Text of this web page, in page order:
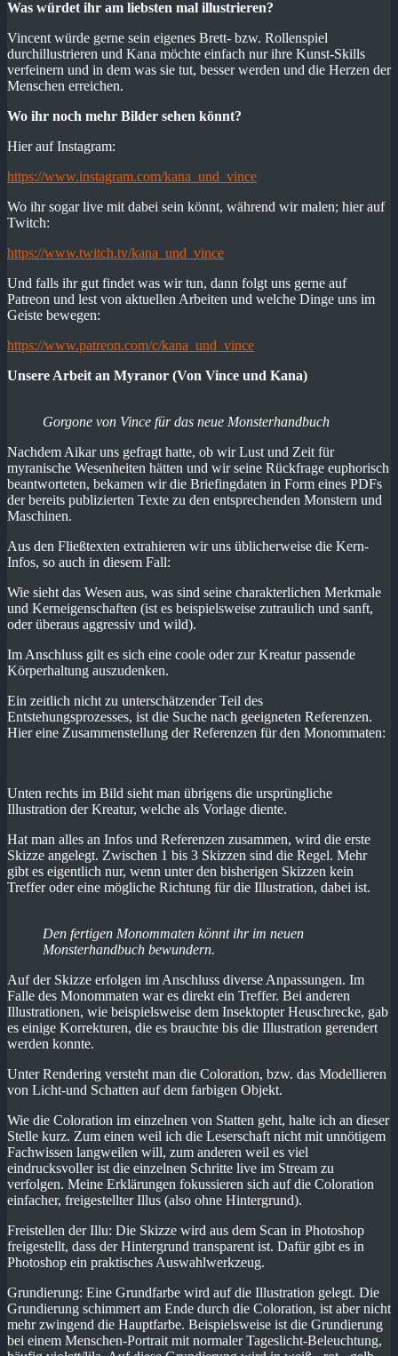
Was würdet ihr am liebsten mal illustrieren?
Vincent würde gerne sein eigenes Brett- bzw. Rollenspiel
durchillustrieren und Kana möchte einfach nur ihre Kunst-Skills
verfeinern und in dem was sie tut, besser werden und die Herzen der
Menschen erreichen.
Wo ihr noch mehr Bilder sehen könnt?
Hier auf Instagram:
https://www.instagram.com/kana_und_vince
Wo ihr sogar live mit dabei sein könnt, während wir malen; hier auf
Twitch:
https://www.twitch.tv/kana_und_vince
Und falls ihr gut findet was wir tun, dann folgt uns gerne auf
Patreon und lest von aktuellen Arbeiten und welche Dinge uns im
Geiste bewegen:
https://www.patreon.com/c/kana_und_vince
Unsere Arbeit an Myranor (Von Vince und Kana)
Gorgone von Vince für das neue Monsterhandbuch
Nachdem Aikar uns gefragt hatte, ob wir Lust und Zeit für
myranische Wesenheiten hätten und wir seine Rückfrage euphorisch
beantworteten, bekamen wir die Briefingdaten in Form eines PDFs
der bereits publizierten Texte zu den entsprechenden Monstern und
Maschinen.
Aus den Fließtexten extrahieren wir uns üblicherweise die Kern-
Infos, so auch in diesem Fall:
Wie sieht das Wesen aus, was sind seine charakterlichen Merkmale
und Kerneigenschaften (ist es beispielsweise zutraulich und sanft,
oder überaus aggressiv und wild).
Im Anschluss gilt es sich eine coole oder zur Kreatur passende
Körperhaltung auszudenken.
Ein zeitlich nicht zu unterschätzender Teil des
Entstehungsprozesses, ist die Suche nach geeigneten Referenzen.
Hier eine Zusammenstellung der Referenzen für den Monommaten:
Unten rechts im Bild sieht man übrigens die ursprüngliche
Illustration der Kreatur, welche als Vorlage diente.
Hat man alles an Infos und Referenzen zusammen, wird die erste
Skizze angelegt. Zwischen 1 bis 3 Skizzen sind die Regel. Mehr
gibt es eigentlich nur, wenn unter den bisherigen Skizzen kein
Treffer oder eine mögliche Richtung für die Illustration, dabei ist.
Den fertigen Monommaten könnt ihr im neuen
Monsterhandbuch bewundern.
Auf der Skizze erfolgen im Anschluss diverse Anpassungen. Im
Falle des Monommaten war es direkt ein Treffer. Bei anderen
Illustrationen, wie beispielsweise dem Insektopter Heuschrecke, gab
es einige Korrekturen, die es brauchte bis die Illustration gerendert
werden konnte.
Unter Rendering versteht man die Coloration, bzw. das Modellieren
von Licht-und Schatten auf dem farbigen Objekt.
Wie die Coloration im einzelnen von Statten geht, halte ich an dieser
Stelle kurz. Zum einen weil ich die Leserschaft nicht mit unnötigem
Fachwissen langweilen will, zum anderen weil es viel
eindrucksvoller ist die einzelnen Schritte live im Stream zu
verfolgen. Meine Erklärungen fokussieren sich auf die Coloration
einfacher, freigestellter Illus (also ohne Hintergrund).
Freistellen der Illu: Die Skizze wird aus dem Scan in Photoshop
freigestellt, dass der Hintergrund transparent ist. Dafür gibt es in
Photoshop ein praktisches Auswahlwerkzeug.
Grundierung: Eine Grundfarbe wird auf die Illustration gelegt. Die
Grundierung schimmert am Ende durch die Coloration, ist aber nicht
mehr zwingend die Hauptfarbe. Beispielsweise ist die Grundierung
bei einem Menschen-Portrait mit normaler Tageslicht-Beleuchtung,